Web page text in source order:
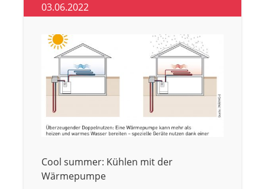
03.06.2022
Cool summer: Kühlen mit der
Wärmepumpe